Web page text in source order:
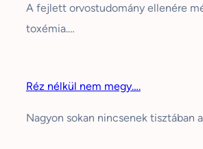
A fejlett orvostudomány ellenére
toxémia.…
Réz nélkül nem megy….
Nagyon sokan nincsenek tisztában